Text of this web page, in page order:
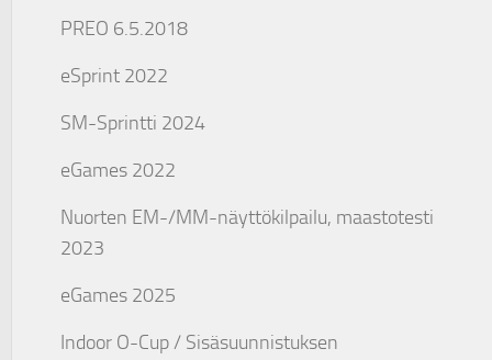
PREO 6.5.2018
eSprint 2022
SM-Sprintti 2024
eGames 2022
Nuorten EM-/MM-näyttökilpailu, maastotesti
2023
eGames 2025
Indoor O-Cup / Sisäsuunnistuksen